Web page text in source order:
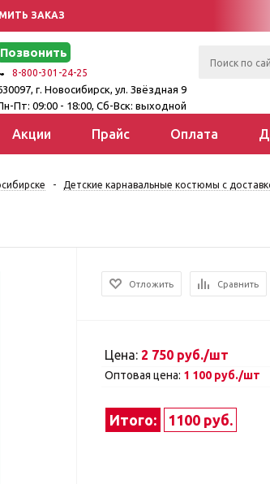
ЗАКАЗ
Позвонить
8-800-301-24-25
г. Новосибирск, ул. Звёздная 9
Пт: 09:00 - 18:00, Сб-Вск: выходной
Акции Прайс Оплата
- Детские карнавальные костюмы с
Отложить Сравнить
Цена: 2 750 руб./шт
Оптовая цена: 1 100 руб./шт
Итого: 1100 руб.